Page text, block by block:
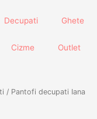
Decupati Ghete
Cizme Outlet
/ Pantofi decupati Iana